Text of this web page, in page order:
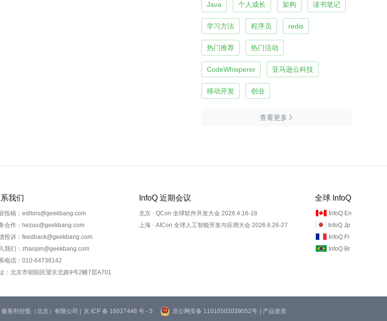
Java 个人成长 架构 读书笔记
学习方法 程序员 redis
热门推荐 热门活动
CodeWhisperer 亚马逊云科技
移动开发 创业
查看更多 
我们
投稿：editors@geekbang.com
合作：hezuo@geekbang.com
投诉：feedback@geekbang.com
我们：zhaopin@geekbang.com
电话：010-64738142
：北京市朝阳区望京北路9号2幢7层A701
InfoQ 近期会议
北京 · QCon 全球软件开发大会 2026.4.16-18
上海 · AICon 全球人工智能开发与应用大会 2026.6.26-27
全球 InfoQ
InfoQ En
InfoQ Jp
InfoQ Fr
InfoQ Br
客邦控股（北京）有限公司 | 京 ICP 备 16027448 号 - 5 京公网安备 11010502039052号 | 产品资质